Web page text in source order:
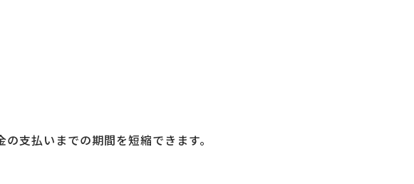
支払いまでの期間を短縮できます。